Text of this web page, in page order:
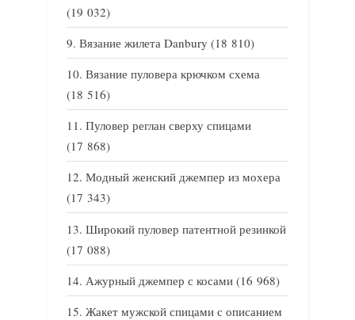
(19 032)
Вязание жилета Danbury (18 810)
Вязание пуловера крючком схема
(18 516)
Пуловер реглан сверху спицами
(17 868)
Модный женский джемпер из мохера
(17 343)
Широкий пуловер патентной резинкой
(17 088)
Ажурный джемпер с косами (16 968)
Жакет мужской спицами с описанием